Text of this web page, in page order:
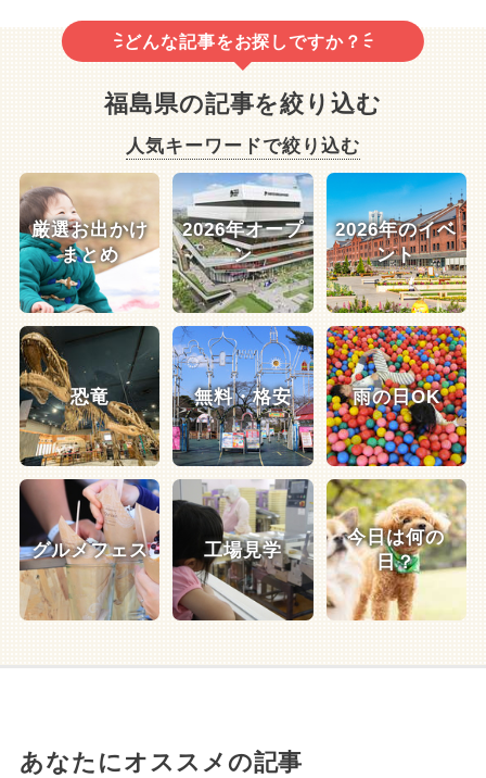
どんな記事をお探しですか？
福島県の記事を絞り込む
人気キーワードで絞り込む
厳選お出かけ
まとめ
2026年オープ
ン
2026年のイベ
ント
恐竜 無料・格安 雨の日OK
グルメフェス 工場見学
今日は何の
日？
あなたにオススメの記事